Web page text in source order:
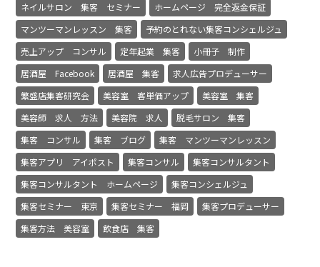
ネイルサロン 集客 セミナー
ホームページ 完全返金保証
マンツーマンレッスン 集客
予約のとれない集客コンシェルジュ
売上アップ コンサル
定年起業 集客
小冊子 制作
居酒屋 Facebook
居酒屋 集客
求人広告プロデューサー
繁盛店集客研究会
美容室 客単価アップ
美容室 集客
美容師 求人 方法
美容院 求人
脱毛サロン 集客
集客 コンサル
集客 ブログ
集客 マンツーマンレッスン
集客アプリ アイポスト
集客コンサル
集客コンサルタント
集客コンサルタント ホームページ
集客コンシェルジュ
集客セミナー 東京
集客セミナー 福岡
集客プロデューサー
集客方法 美容室
飲食店 集客